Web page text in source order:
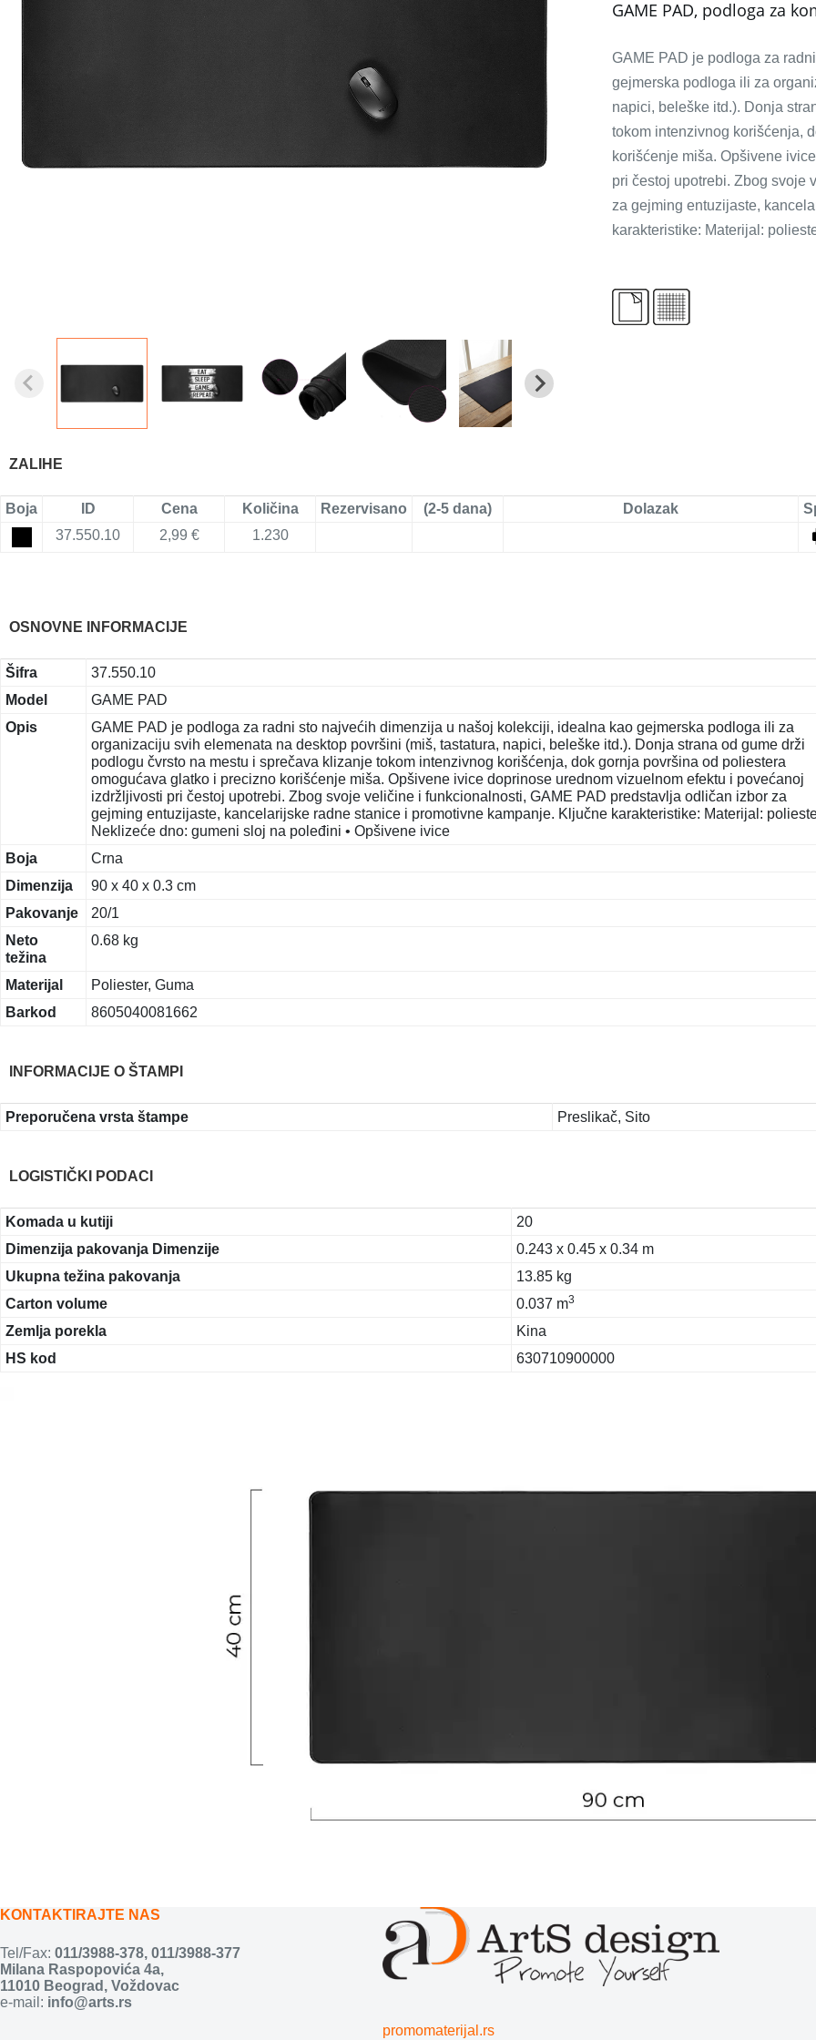
GAME PAD, podloga za
GAME PAD je podloga za
gejmerska podloga ili za
napici, beleške itd.). Donja
tokom intenzivnog korišćenja,
korišćenje miša. Opšivene
pri čestoj upotrebi. Zbog svoje
za gejming entuzijaste,
karakteristike: Materijal:
ZALIHE
Boja ID Cena Količina Rezervisano (2-5 dana) Dolazak
37.550.10
2,99 € 1.230
OSNOVNE INFORMACIJE
Šifra
37.550.10
Model
GAME PAD
Opis
GAME PAD je podloga za radni sto najvećih dimenzija u našoj kolekciji, idealna kao gejmerska podloga ili za
organizaciju svih elemenata na desktop površini (miš, tastatura, napici, beleške itd.). Donja strana od gume drži
podlogu čvrsto na mestu i sprečava klizanje tokom intenzivnog korišćenja, dok gornja površina od poliestera
omogućava glatko i precizno korišćenje miša. Opšivene ivice doprinose urednom vizuelnom efektu i povećanoj
izdržljivosti pri čestoj upotrebi. Zbog svoje veličine i funkcionalnosti, GAME PAD predstavlja odličan izbor za
gejming entuzijaste, kancelarijske radne stanice i promotivne kampanje. Ključne karakteristike: Materijal:
Neklizeće dno: gumeni sloj na poleđini • Opšivene ivice
Boja
Crna
Dimenzija
90 x 40 x 0.3 cm
Pakovanje
20/1
Neto
težina
0.68 kg
Materijal
Poliester, Guma
Barkod
8605040081662
INFORMACIJE O ŠTAMPI
Preporučena vrsta štampe Preslikač, Sito
LOGISTIČKI PODACI
Komada u kutiji
20
Dimenzija pakovanja Dimenzije
0.243 x 0.45 x 0.34 m
Ukupna težina pakovanja
13.85 kg
Carton volume
0.037 m3
Zemlja porekla
Kina
HS kod
630710900000
KONTAKTIRAJTE NAS
Tel/Fax: 011/3988-378, 011/3988-377
Milana Raspopovića 4a,
11010 Beograd, Voždovac
e-mail: info@arts.rs
promomaterijal.rs